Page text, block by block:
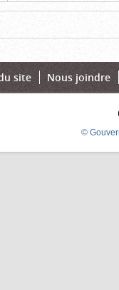
site Nous joindre
©